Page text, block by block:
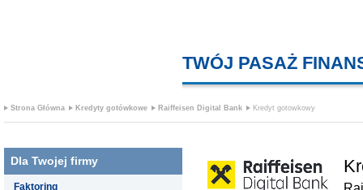
TWÓJ PASAŻ
Strona Główna Kredyty gotówkowe Raiffeisen Digital Bank Kredyt gotowkowy
Dla Twojej firmy
Faktoring